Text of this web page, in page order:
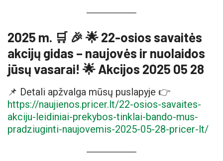
2025 m. 🛒 🎉 🌟 22-osios savaitės
akcijų gidas – naujovės ir nuolaidos
jūsų vasarai! 🌟 Akcijos 2025 05 28
📌 Detali apžvalga mūsų puslapyje 👉
https://naujienos.pricer.lt/22-osios-savaites-
akciju-leidiniai-prekybos-tinklai-bando-mus-
pradziuginti-naujovemis-2025-05-28-pricer-lt/